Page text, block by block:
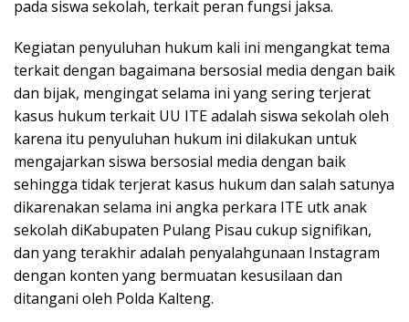
pada siswa sekolah, terkait peran fungsi jaksa.
Kegiatan penyuluhan hukum kali ini mengangkat tema
terkait dengan bagaimana bersosial media dengan baik
dan bijak, mengingat selama ini yang sering terjerat
kasus hukum terkait UU ITE adalah siswa sekolah oleh
karena itu penyuluhan hukum ini dilakukan untuk
mengajarkan siswa bersosial media dengan baik
sehingga tidak terjerat kasus hukum dan salah satunya
dikarenakan selama ini angka perkara ITE utk anak
sekolah diKabupaten Pulang Pisau cukup signifikan,
dan yang terakhir adalah penyalahgunaan Instagram
dengan konten yang bermuatan kesusilaan dan
ditangani oleh Polda Kalteng.